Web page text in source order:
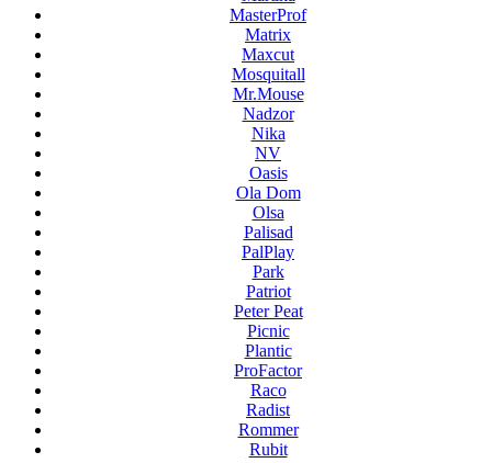
MasterProf
Matrix
Maxcut
Mosquitall
Mr.Mouse
Nadzor
Nika
NV
Oasis
Ola Dom
Olsa
Palisad
PalPlay
Park
Patriot
Peter Peat
Picnic
Plantic
ProFactor
Raco
Radist
Rommer
Rubit